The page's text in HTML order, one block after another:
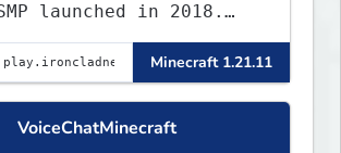
launched in 2018.
built
spawn cities with
in items or cheats.
Minecraft 1.21.11
VoiceChatMinecraft